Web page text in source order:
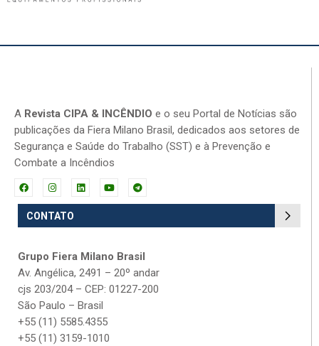
A Revista CIPA & INCÊNDIO e o seu Portal de Notícias são
publicações da Fiera Milano Brasil, dedicados aos setores de
Segurança e Saúde do Trabalho (SST) e à Prevenção e
Combate a Incêndios
CONTATO
Grupo Fiera Milano Brasil
Av. Angélica, 2491 – 20º andar
cjs 203/204 – CEP: 01227-200
São Paulo – Brasil
+55 (11) 5585.4355
+55 (11) 3159-1010